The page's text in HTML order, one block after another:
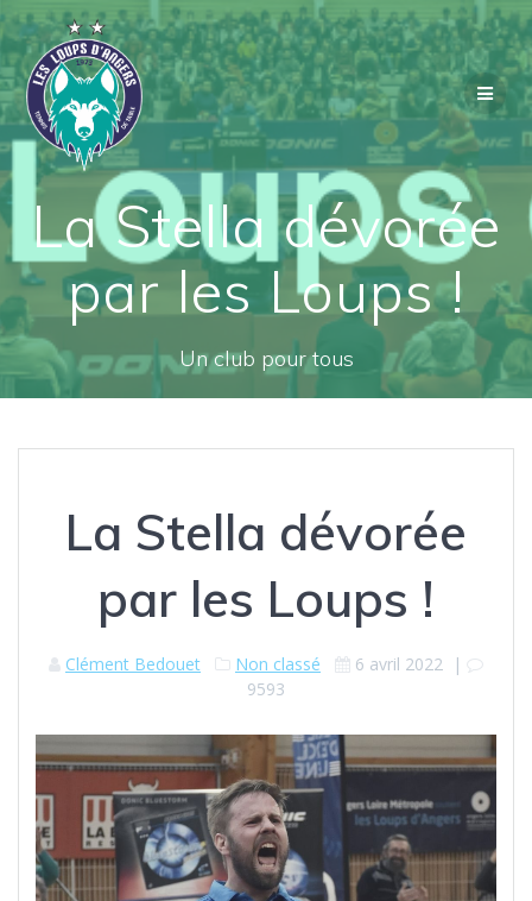
Passer
au
contenu
La Stella dévorée
par les Loups !
Un club pour tous
La Stella dévorée
par les Loups !
Clément Bedouet Non classé 6 avril 2022 |
9593